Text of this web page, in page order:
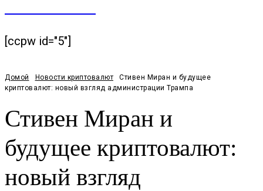
[ccpw id="5"]
Домой Новости криптовалют
Стивен Миран и будущее
криптовалют: новый взгляд администрации Трампа
Стивен Миран и
будущее криптовалют:
новый взгляд